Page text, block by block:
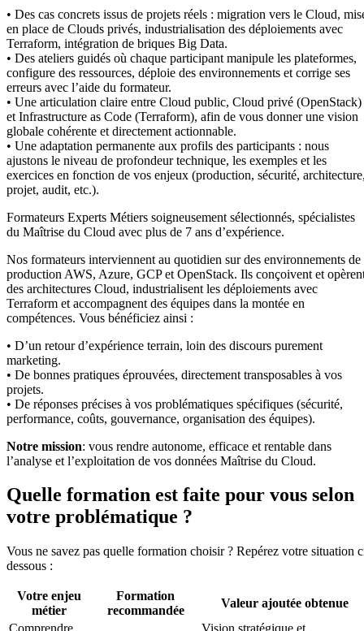
• Des cas concrets issus de projets réels : migration vers le Cloud,
en place de Clouds privés, industrialisation des déploiements avec
Terraform, intégration de briques Big Data.
• Des ateliers guidés où chaque participant manipule les plateformes,
configure des ressources, déploie des environnements et corrige ses
erreurs avec l’aide du formateur.
• Une articulation claire entre Cloud public, Cloud privé (OpenStack)
et Infrastructure as Code (Terraform), afin de vous donner une vision
globale cohérente et directement actionnable.
• Une adaptation permanente aux profils des participants : nous
ajustons le niveau de profondeur technique, les exemples et les
exercices en fonction de vos enjeux (production, sécurité,
projet, audit, etc.).
Formateurs Experts Métiers soigneusement sélectionnés, spécialistes
du Maîtrise du Cloud avec plus de 7 ans d’expérience.
Nos formateurs interviennent au quotidien sur des environnements de
production AWS, Azure, GCP et OpenStack. Ils conçoivent et
des architectures Cloud, industrialisent les déploiements avec
Terraform et accompagnent des équipes dans la montée en
compétences. Vous bénéficiez ainsi :
• D’un retour d’expérience terrain, loin des discours purement
marketing.
• De bonnes pratiques éprouvées, directement transposables à vos
projets.
• De réponses précises à vos problématiques spécifiques (sécurité,
performance, coûts, gouvernance, organisation des équipes).
Notre mission: vous rendre autonome, efficace et rentable dans
l’analyse et l’exploitation de vos données Maîtrise du Cloud.
Quelle formation est faite pour vous selon
votre problématique ?
Vous ne savez pas quelle formation choisir ? Repérez votre situation
dessous :
Votre enjeu
métier
Formation
recommandée
Valeur ajoutée obtenue